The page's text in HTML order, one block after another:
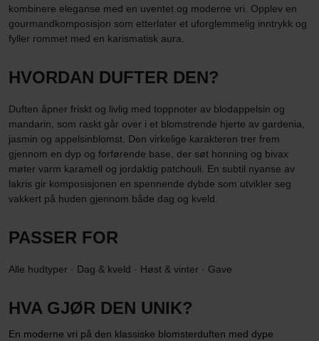
kombinere eleganse med en uventet og moderne vri. Opplev en
gourmandkomposisjon som etterlater et uforglemmelig inntrykk og
fyller rommet med en karismatisk aura.
HVORDAN DUFTER DEN?
Duften åpner friskt og livlig med toppnoter av blodappelsin og
mandarin, som raskt går over i et blomstrende hjerte av gardenia,
jasmin og appelsinblomst. Den virkelige karakteren trer frem
gjennom en dyp og forførende base, der søt honning og bivax
møter varm karamell og jordaktig patchouli. En subtil nyanse av
lakris gir komposisjonen en spennende dybde som utvikler seg
vakkert på huden gjennom både dag og kveld.
PASSER FOR
Alle hudtyper · Dag & kveld · Høst & vinter · Gave
HVA GJØR DEN UNIK?
En moderne vri på den klassiske blomsterduften med dype